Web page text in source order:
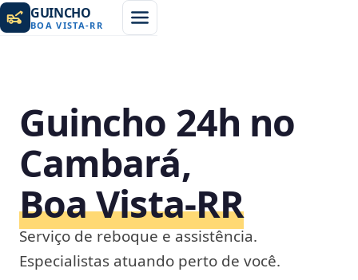
GUINCHO
BOA VISTA-RR
Guincho 24h no
Cambará,
Boa Vista‑RR
Serviço de reboque e assistência.
Especialistas atuando perto de você.